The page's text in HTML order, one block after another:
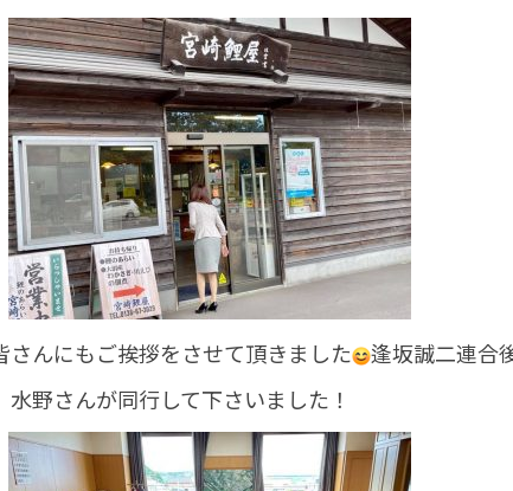
んにもご挨拶をさせて頂きました
逢坂誠二連合
野さんが同行して下さいました！